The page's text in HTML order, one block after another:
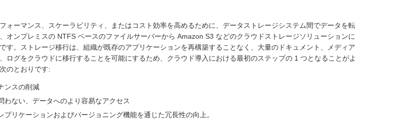
ォーマンス、スケーラビリティ、またはコスト効率を高めるために、データストレージシステム間でデータを転
オンプレミスの NTFS ベースのファイルサーバーから Amazon S3 などのクラウドストレージソリューションに
す。ストレージ移行は、組織が既存のアプリケーションを再構築することなく、大量のドキュメント、メディア
ログをクラウドに移行することを可能にするため、クラウド導入における最初のステップの 1 つとなることがよ
のとおりです:
ンスの削減
わない、データへのより容易なアクセス
プリケーションおよびバージョニング機能を通じた冗長性の向上。